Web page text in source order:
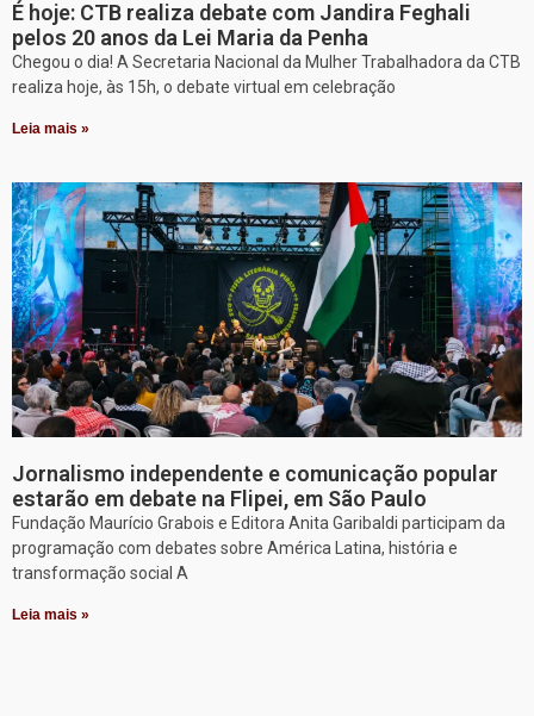
É hoje: CTB realiza debate com Jandira Feghali
pelos 20 anos da Lei Maria da Penha
Chegou o dia! A Secretaria Nacional da Mulher Trabalhadora da CTB
realiza hoje, às 15h, o debate virtual em celebração
Leia mais »
Jornalismo independente e comunicação popular
estarão em debate na Flipei, em São Paulo
Fundação Maurício Grabois e Editora Anita Garibaldi participam da
programação com debates sobre América Latina, história e
transformação social A
Leia mais »